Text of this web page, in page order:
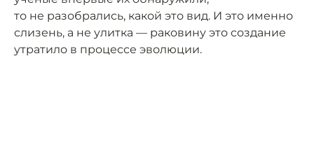
то не разобрались, какой это вид. И это именно
слизень, а не улитка — раковину это создание
утратило в процессе эволюции.